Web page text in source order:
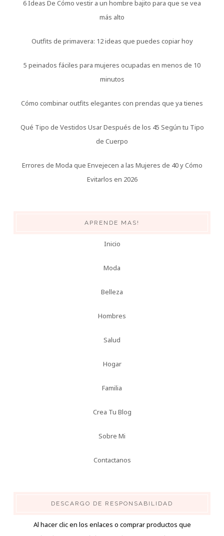
6 Ideas De Cómo vestir a un hombre bajito para que se vea
más alto
Outfits de primavera: 12 ideas que puedes copiar hoy
5 peinados fáciles para mujeres ocupadas en menos de 10
minutos
Cómo combinar outfits elegantes con prendas que ya tienes
Qué Tipo de Vestidos Usar Después de los 45 Según tu Tipo
de Cuerpo
Errores de Moda que Envejecen a las Mujeres de 40 y Cómo
Evitarlos en 2026
APRENDE MAS!
Inicio
Moda
Belleza
Hombres
Salud
Hogar
Familia
Crea Tu Blog
Sobre Mi
Contactanos
DESCARGO DE RESPONSABILIDAD
Al hacer clic en los enlaces o comprar productos que